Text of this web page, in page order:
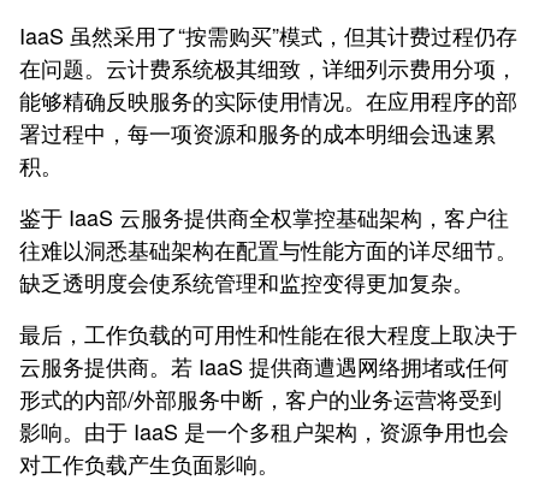
IaaS 虽然采用了“按需购买”模式，但其计费过程仍存
在问题。云计费系统极其细致，详细列示费用分项，
能够精确反映服务的实际使用情况。在应用程序的部
署过程中，每一项资源和服务的成本明细会迅速累
积。
鉴于 IaaS 云服务提供商全权掌控基础架构，客户往
往难以洞悉基础架构在配置与性能方面的详尽细节。
缺乏透明度会使系统管理和监控变得更加复杂。
最后，工作负载的可用性和性能在很大程度上取决于
云服务提供商。若 IaaS 提供商遭遇网络拥堵或任何
形式的内部/外部服务中断，客户的业务运营将受到
影响。由于 IaaS 是一个多租户架构，资源争用也会
对工作负载产生负面影响。